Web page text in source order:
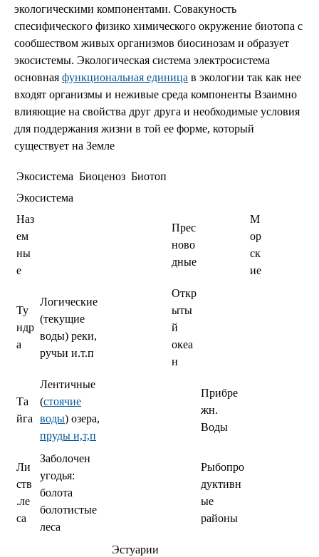
экологическими компонентами. Совакуность
спесифического физико химического окружение биотопа с
сообшеством живых организмов биосинозам и образует
экосистемы. Экологическая система электросистема
основная функциональная единица в экологии так как нее
входят организмы и неживые среда компоненты Взаимно
влияющие на свойства друг друга и необходимые условия
для поддержания жизни в той ее форме, который
существует на Земле
Экосистема Биоценоз Биотоп
Экосистема
Наз
ем
ны
е
Прес
ново
дные
М
ор
ск
ие
Ту
ндр
а
Логические
(текущие
воды) реки,
ручьи и.т.п
Откр
ыты
й
океа
н
Та
йга
Лентичные
(стоячие
воды) озера,
пруды и,т,п
Прибре
жн.
Воды
Ли
ств
.ле
са
Заболочен
угодья:
болота
болотистые
леса
Рыбопро
дуктивн
ые
районы
Эстуарии